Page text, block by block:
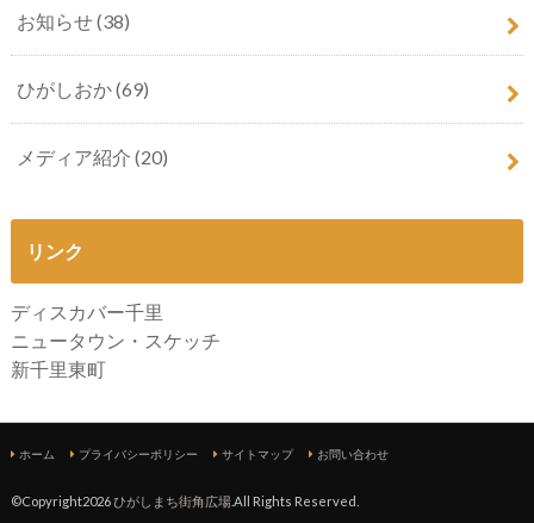
お知らせ(38)
ひがしおか(69)
メディア紹介 (20)
リンク
ディスカバー千里
ニュータウン・スケッチ
新千里東町
ホーム プライバシーポリシー サイトマップ お問い合わせ
©Copyright2026ひがしまち街角広場.All Rights Reserved.